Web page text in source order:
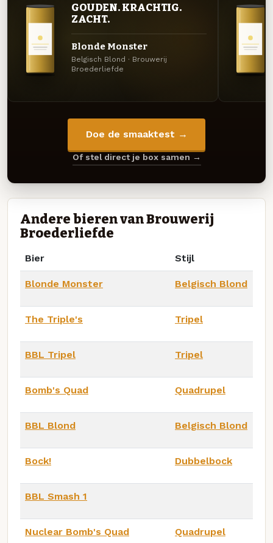
GOUDEN. KRACHTIG.
ZACHT.
Blonde Monster
Belgisch Blond · Brouwerij
Broederliefde
Doe de smaaktest →
Of stel direct je box samen →
Andere bieren van Brouwerij
Broederliefde
Bier Stijl
Blonde Monster Belgisch Blond
The Triple's Tripel
BBL Tripel Tripel
Bomb's Quad Quadrupel
BBL Blond Belgisch Blond
Bock! Dubbelbock
BBL Smash 1
Nuclear Bomb's Quad Quadrupel